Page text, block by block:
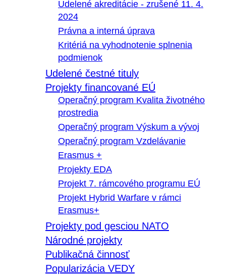
Udelené akreditácie - zrušené 11. 4.
2024
Právna a interná úprava
Kritériá na vyhodnotenie splnenia
podmienok
Udelené čestné tituly
Projekty financované EÚ
Operačný program Kvalita životného
prostredia
Operačný program Výskum a vývoj
Operačný program Vzdelávanie
Erasmus +
Projekty EDA
Projekt 7. rámcového programu EÚ
Projekt Hybrid Warfare v rámci
Erasmus+
Projekty pod gesciou NATO
Národné projekty
Publikačná činnosť
Popularizácia VEDY